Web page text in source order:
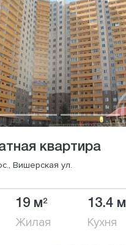
квартира
Вишерская ул.
19 м2
Жилая
13.4 м
Кухня